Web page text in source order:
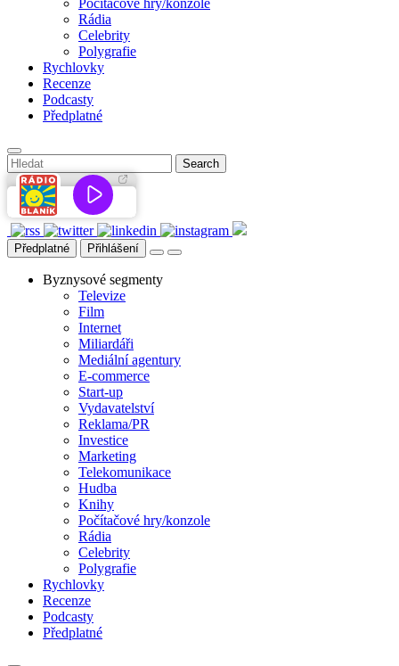
Počítačové hry/konzole
Rádia
Celebrity
Polygrafie
Rychlovky
Recenze
Podcasty
Předplatné
Předplatné Přihlášení
Byznysové segmenty
Televize
Film
Internet
Miliardáři
Mediální agentury
E-commerce
Start-up
Vydavatelství
Reklama/PR
Investice
Marketing
Telekomunikace
Hudba
Knihy
Počítačové hry/konzole
Rádia
Celebrity
Polygrafie
Rychlovky
Recenze
Podcasty
Předplatné